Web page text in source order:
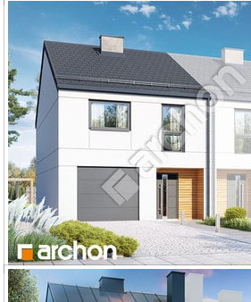
Dom pod miłorzębem 24 (GB)
Dom pod miłorzębem 15 (GB)